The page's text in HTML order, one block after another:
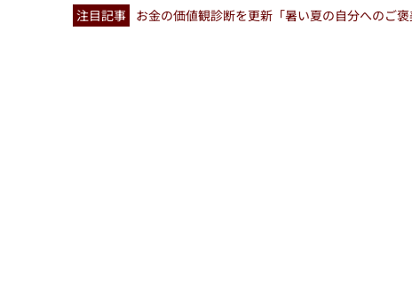
注目記事 お金の価値観診断を更新「暑い夏の自分へのご